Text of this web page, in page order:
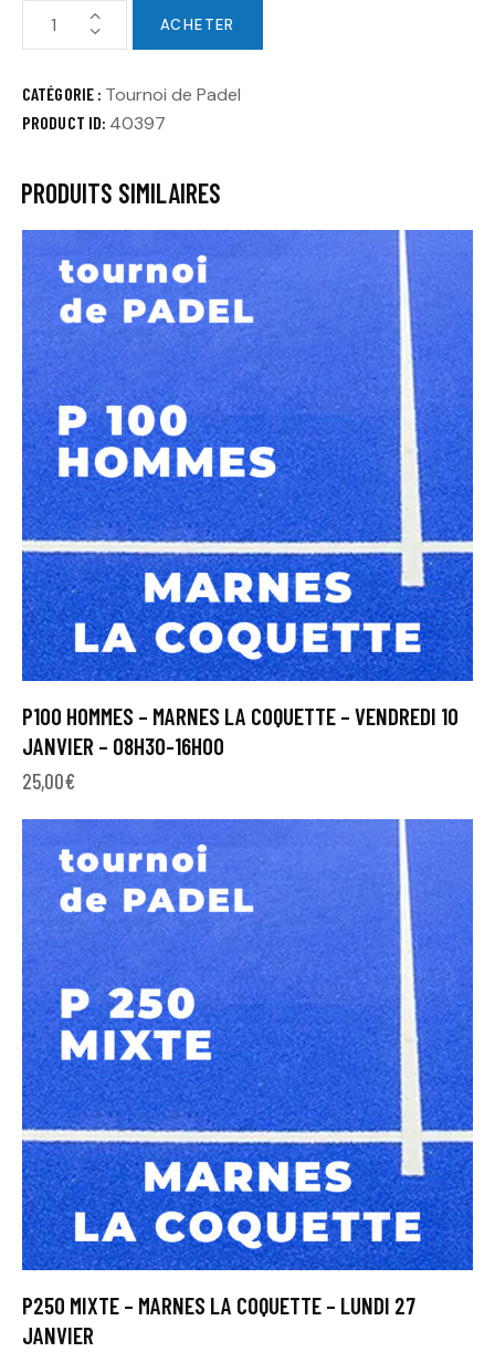
ACHETER
CATÉGORIE : Tournoi de Padel
PRODUCT ID: 40397
PRODUITS SIMILAIRES
P100 HOMMES – MARNES LA COQUETTE – VENDREDI 10
JANVIER – 08H30-16H00
25,00€
P250 MIXTE – MARNES LA COQUETTE – LUNDI 27
JANVIER